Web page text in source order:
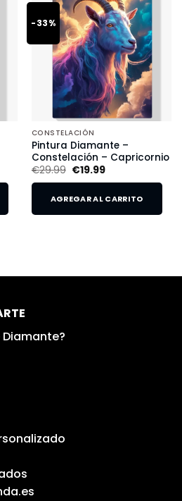
-33%
CONSTELACIÓN
Pintura Diamante –
Constelación – Capricornio
€29.99 €19.99
AGREGAR AL CARRITO
Diamante?